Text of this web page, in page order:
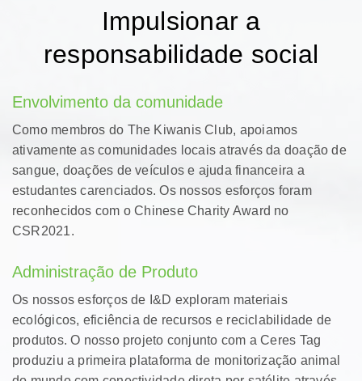
Impulsionar a
responsabilidade social
Envolvimento da comunidade
Como membros do The Kiwanis Club, apoiamos
ativamente as comunidades locais através da doação de
sangue, doações de veículos e ajuda financeira a
estudantes carenciados. Os nossos esforços foram
reconhecidos com o Chinese Charity Award no
CSR2021.
Administração de Produto
Os nossos esforços de I&D exploram materiais
ecológicos, eficiência de recursos e reciclabilidade de
produtos. O nosso projeto conjunto com a Ceres Tag
produziu a primeira plataforma de monitorização animal